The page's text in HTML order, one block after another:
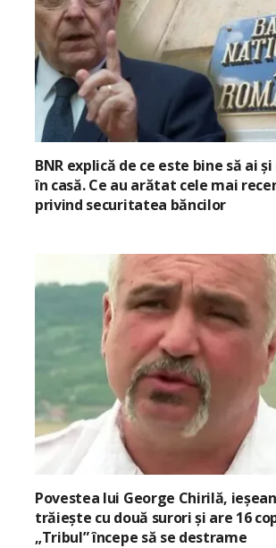
BNR explică de ce este bine să ai
în casă. Ce au arătat cele mai
privind securitatea băncilor
Povestea lui George Chirilă,
trăiește cu două surori și are 16
„Tribul” începe să se destrame